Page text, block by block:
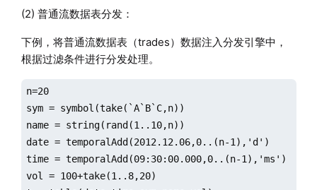
sym = take(take("IBM",n).join(take("GS",n)), n*2*3)
date=take(2022.01.04..2022.01.06, n*2*3).sort!()
timestamp1=take(2022.01.04
timestamp2=take(2022.01.05
timestamp=timestamp1 join timestamp2 join
volume = rand(100, n*2*3)
price = rand(50.0, n*3) join  rand(20.0, n*3)
t=table(sym,date,timestamp,volume,price)
(2) 普通流数据表分发：
下例，将普通流数据表（trades）数据注入分发引擎中，
根据过滤条件进行分发处理。
n=20
sym = symbol(take(`A`B`C,n))
name = string(rand(1..10,n))
date = temporalAdd(2012.12.06,0..(n-1),'d')
time = temporalAdd(09:30:00.000,0..(n-1),'ms')
vol = 100+take(1..8,20)